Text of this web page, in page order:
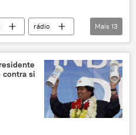
rádio
segurança pública
Mais 13
contra si